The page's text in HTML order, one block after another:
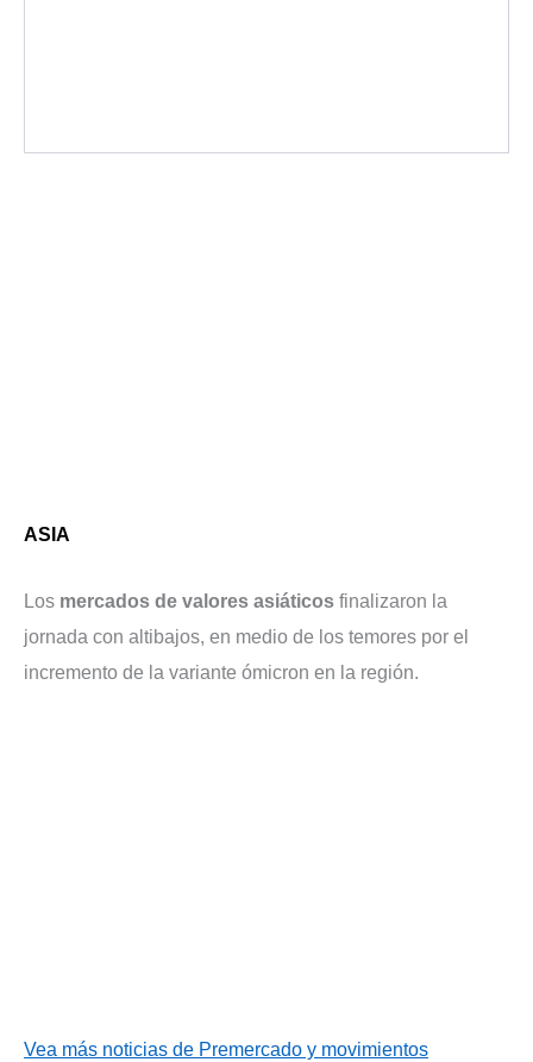
ASIA
Los mercados de valores asiáticos finalizaron la
jornada con altibajos, en medio de los temores por el
incremento de la variante ómicron en la región.
Vea más noticias de Premercado y movimientos